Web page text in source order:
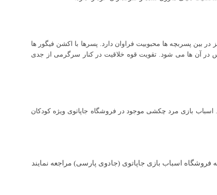
بین پسربچه ها محبوبیت فراوان دارد. پسرها با اکشن فیگور ها
در آن ها می شود. تقویت قوه خلاقیت در کنار سرگرمی از جدی
بازی مرد چکشی موجود در فروشگاه جاپاتوی ویژه کودکان
فروشگاه اسباب بازی جاپاتوی (جادوی پارسی) مراجعه نمایند